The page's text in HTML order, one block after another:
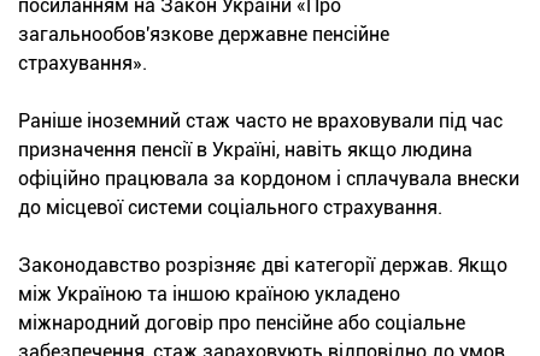
посиланням на Закон України «Про
загальнообов'язкове державне пенсійне
страхування».
Раніше іноземний стаж часто не враховували під час
призначення пенсії в Україні, навіть якщо людина
офіційно працювала за кордоном і сплачувала внески
до місцевої системи соціального страхування.
Законодавство розрізняє дві категорії держав. Якщо
між Україною та іншою країною укладено
міжнародний договір про пенсійне або соціальне